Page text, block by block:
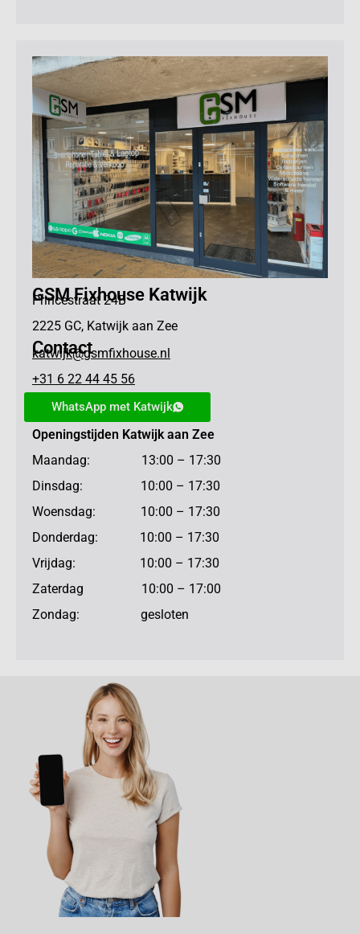
GSM Fixhouse Katwijk
Princestraat 24B
2225 GC, Katwijk aan Zee
Contact
katwijk@gsmfixhouse.nl
+31 6 22 44 45 56
WhatsApp met Katwijk
Openingstijden Katwijk aan Zee
Maandag: 13:00 – 17:30
Dinsdag: 10:00 – 17:30
Woensdag: 10:00 – 17:30
Donderdag: 10:00 – 17:30
Vrijdag: 10:00 – 17:30
Zaterdag 10:00 – 17:00
Zondag: gesloten